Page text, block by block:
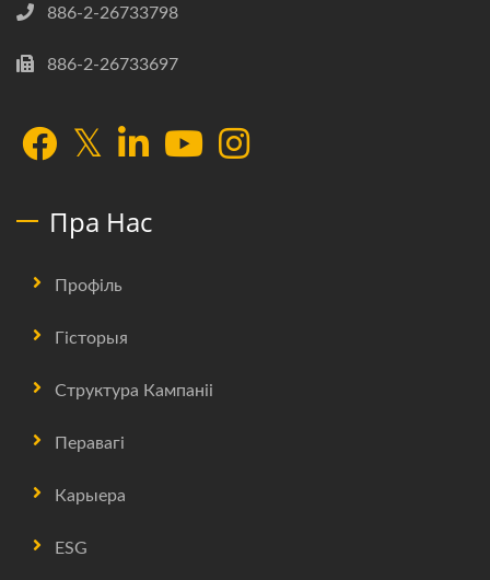
886-2-26733798
886-2-26733697
Пра Нас
Профіль
Гісторыя
Структура Кампаніі
Перавагі
Карыера
ESG